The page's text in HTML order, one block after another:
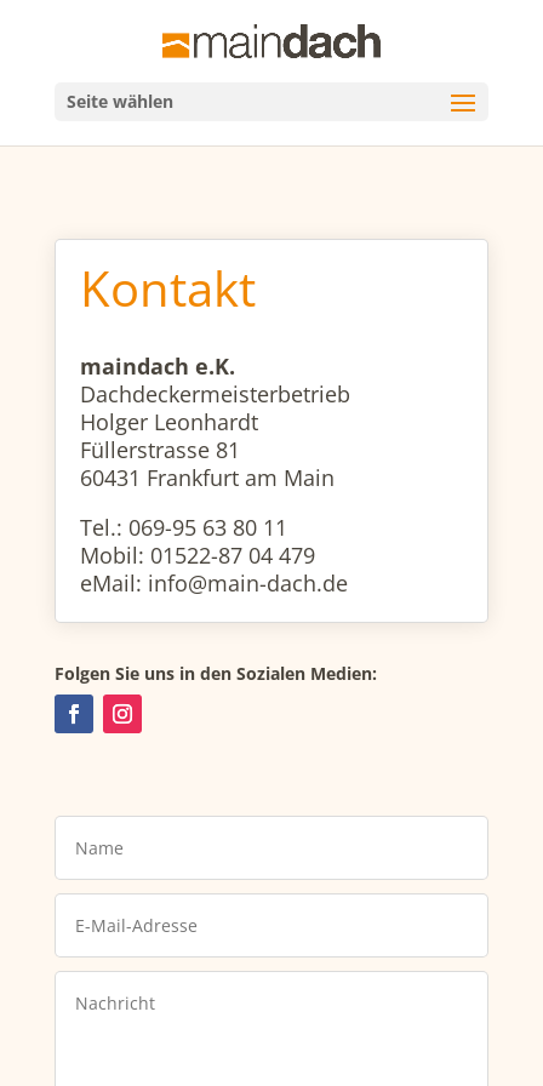
Seite wählen
Kontakt
maindach e.K.
Dachdeckermeisterbetrieb
Holger Leonhardt
Füllerstrasse 81​
60431 Frankfurt am Main
Tel.: 069-95 63 80 11
Mobil: 01522-87 04 479
eMail: info@main-dach.de
Folgen Sie uns in den Sozialen Medien: